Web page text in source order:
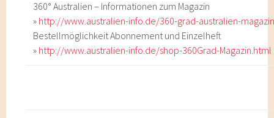
360° Australien – Informationen zum Magazin
» http://www.australien-info.de/360-grad-australien-
Bestellmöglichkeit Abonnement und Einzelheft
» http://www.australien-info.de/shop-360Grad-Magazin.html